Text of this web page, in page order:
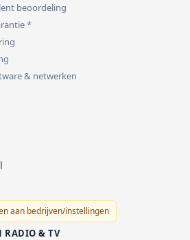
beoordeling
*
& netwerken
aan bedrijven/instellingen
RADIO & TV